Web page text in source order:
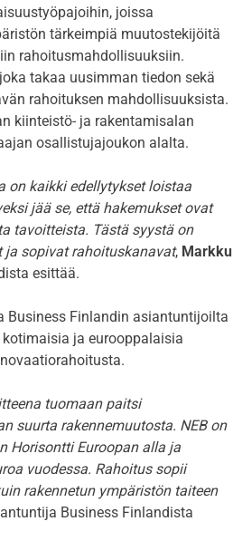
joissa
tärkeimpiä muutostekijöitä
rahoitusmahdollisuuksiin.
takaa uusimman tiedon sekä
rahoituksen mahdollisuuksista.
kiinteistö- ja rakentamisalan
osallistujajoukon alalta.
on kaikki edellytykset loistaa
jää se, että hakemukset ovat
tavoitteista. Tästä syystä on
sopivat rahoituskanavat, Markku
esittää.
Business Finlandin asiantuntijoilta
ja eurooppalaisia
tuomaan paitsi
suurta rakennemuutosta. NEB on
Horisontti Euroopan alla ja
vuodessa. Rahoitus sopii
rakennetun ympäristön taiteen
Business Finlandista